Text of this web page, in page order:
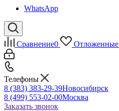
WhatsApp
Сравнение0 Отложенные
Телефоны
8 (383) 383-29-39Новосибирск
8 (499) 553-02-00Москва
Заказать звонок